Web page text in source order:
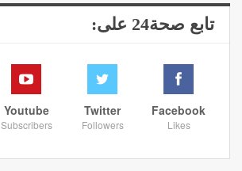
تابع صحة24 على:
Facebook
Likes
Twitter
Followers
Youtube
Subscribers